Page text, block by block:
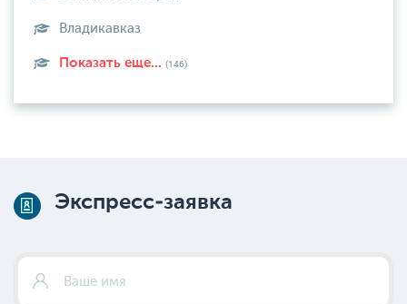
Владикавказ
Показать еще... (146)
Экспресс-заявка